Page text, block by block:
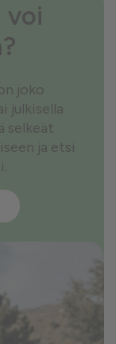
voi
joko
julkisella
selkeät
ja etsi